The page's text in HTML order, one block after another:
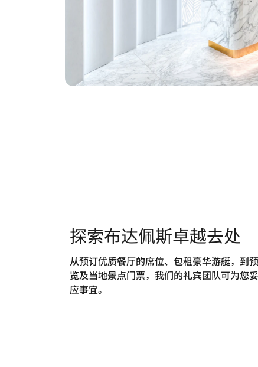
探索布达佩斯卓越去处
从预订优质餐厅的席位、包租豪华游艇，到
览及当地景点门票，我们的礼宾团队可为您
应事宜。